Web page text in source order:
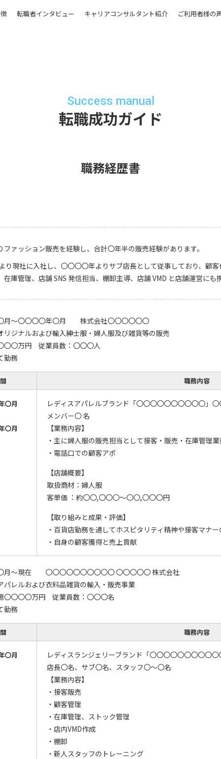
転職者インタビュー キャリアコンサルタント紹介 ご利用者様の
Success manual
転職成功ガイド
職務経歴書
ファッション販売を経験し、合計〇年半の販売経験があります。
り現社に入社し、〇〇〇〇年よりサブ店長として従事しており、顧
在庫管理、店舗 SNS 発信担当、棚卸主導、店舗 VMD と店舗運営にも
月～〇〇〇〇年〇月 株式会社〇〇〇〇〇〇
リジナルおよび輸入紳士服・婦人服及び雑貨等の販売
〇〇万円 従業員数：〇〇〇人
勤務
職務内容
〇月
〇月
レディスアパレルブランド「〇〇〇〇〇〇〇〇〇〇」
メンバー〇 名
【業務内容】
・主に婦人服の販売担当として接客・販売・在庫管理業
・電話口での顧客アポ
【店舗概要】
取扱商材：婦人服
客単価 ：約〇〇,〇〇〇～〇〇,〇〇〇円
【取り組みと成果・評価】
・百貨店勤務を通してホスピタリティ精神や接客マナ
・自身の顧客獲得と売上貢献
月～現在 〇〇〇〇〇〇〇〇〇〇 〇〇〇〇〇 株式会社
パレルおよび衣料品雑貨の輸入・販売事業
〇〇〇〇万円 従業員数：〇〇〇名
勤務
職務内容
〇月
レディスランジェリーブランド「〇〇〇〇〇〇〇〇〇
店長〇名、サブ〇名、スタッフ〇〜〇名
【業務内容】
・接客販売
・顧客管理
・在庫管理、ストック管理
・店内VMD作成
・棚卸
・新人スタッフのトレーニング